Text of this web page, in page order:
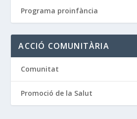
Programa proinfància
ACCIÓ COMUNITÀRIA
Comunitat
Promoció de la Salut